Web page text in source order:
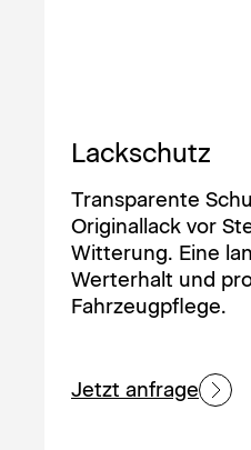
Lackschutz
Transparente
Originallack vor
Witterung. Eine
Werterhalt und
Fahrzeugpflege.
Jetzt anfrage